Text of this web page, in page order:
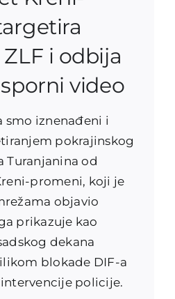
i odbija
video
smo iznenađeni i
pokrajinskog
Turanjanina od
promeni, koji je
objavio
prikazuje kao
dekana
blokade DIF-a
policije.